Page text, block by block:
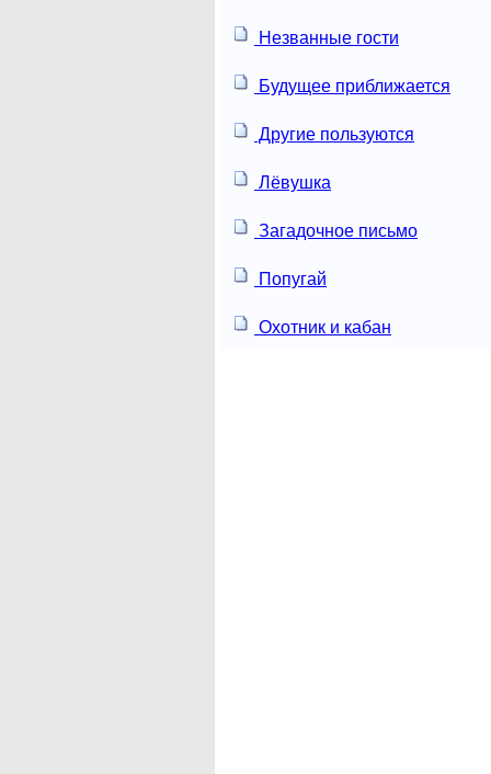
Незванные гости
Будущее приближается
Другие пользуются
Лёвушка
Загадочное письмо
Попугай
Охотник и кабан